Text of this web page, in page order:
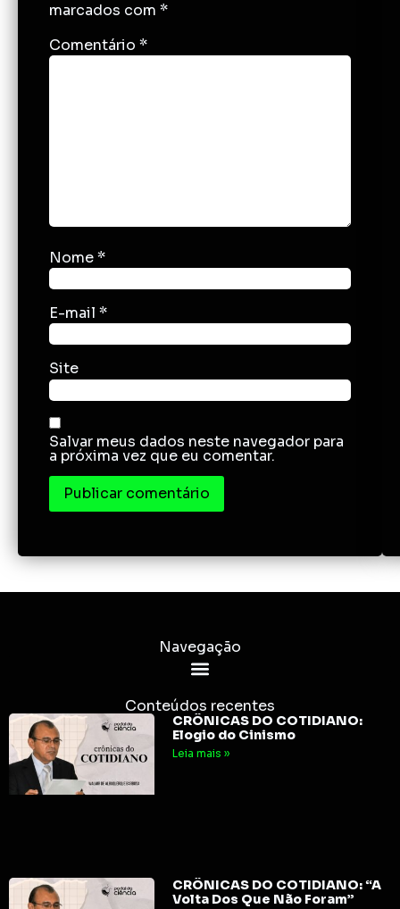
marcados com *
Comentário *
Nome*
E-mail *
Site
Salvar meus dados neste navegador para
a próxima vez que eu comentar.
Navegação
Conteúdos recentes
CRÔNICAS DO COTIDIANO:
Elogio do Cinismo
Leia mais »
CRÔNICAS DO COTIDIANO: “A
Volta Dos Que Não Foram”